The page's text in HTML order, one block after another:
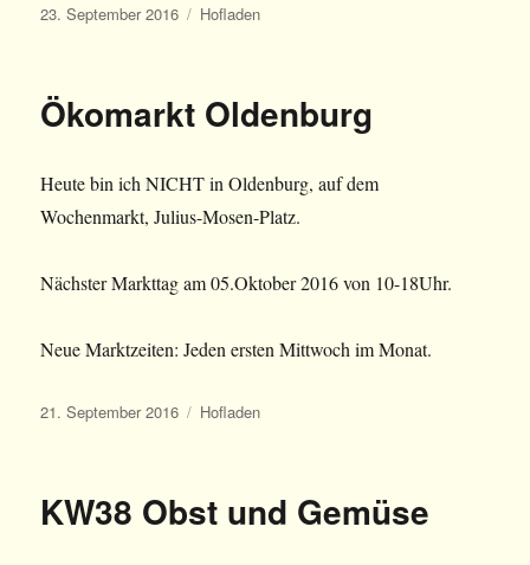
Veröffentlicht
23. September 2016 Kategorien
Hofladen
Ökomarkt Oldenburg
Heute bin ich NICHT in Oldenburg, auf dem
Wochenmarkt, Julius-Mosen-Platz.
Nächster Markttag am 05.Oktober 2016 von 10-18Uhr.
Neue Marktzeiten: Jeden ersten Mittwoch im Monat.
Veröffentlicht
21. September 2016 Kategorien
Hofladen
KW38 Obst und Gemüse